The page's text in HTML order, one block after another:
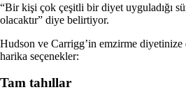
“Bir kişi çok çeşitli bir diyet uyguladığı
olacaktır” diye belirtiyor.
Hudson ve Carrigg’in emzirme diyetinize
harika seçenekler:
Tam tahıllar